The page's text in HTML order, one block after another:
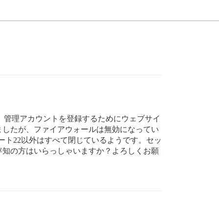
管理アカウントを登録するためにウェブサイ
たが、ファイアウォールは無効になってい
ト22以外はすべて閉じているようです。セッ
の方はいらっしゃいますか？よろしくお願